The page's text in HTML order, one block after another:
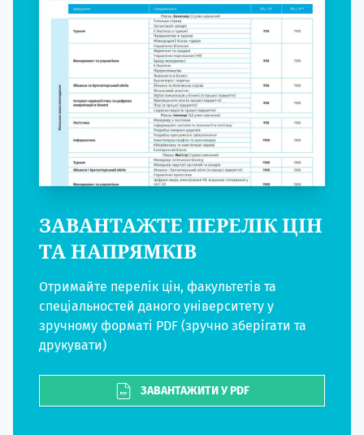
ЗАВАНТАЖТЕ ПЕРЕЛІК ЦІН
ТА НАПРЯМКІВ
Отримайте перелік цін, факультетів та
спеціальностей даного університету у
зручному форматі PDF (зручно зберігати та
друкувати)
ЗАВАНТАЖИТИ У PDF